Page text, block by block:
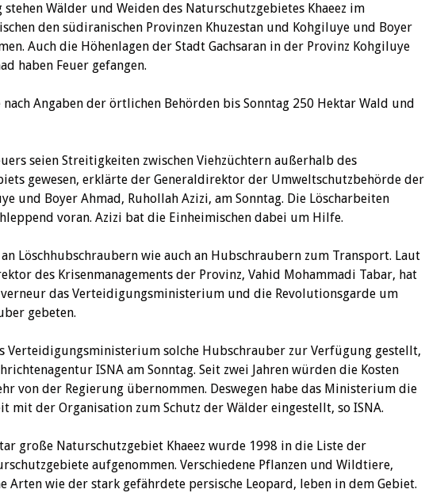
stehen Wälder und Weiden des Naturschutzgebietes Khaeez im
den südiranischen Provinzen Khuzestan und Kohgiluye und Boyer
Auch die Höhenlagen der Stadt Gachsaran in der Provinz Kohgiluye
haben Feuer gefangen.
nach Angaben der örtlichen Behörden bis Sonntag 250 Hektar Wald und
seien Streitigkeiten zwischen Viehzüchtern außerhalb des
gewesen, erklärte der Generaldirektor der Umweltschutzbehörde der
und Boyer Ahmad, Ruhollah Azizi, am Sonntag. Die Löscharbeiten
voran. Azizi bat die Einheimischen dabei um Hilfe.
Löschhubschraubern wie auch an Hubschraubern zum Transport. Laut
des Krisenmanagements der Provinz, Vahid Mohammadi Tabar, hat
das Verteidigungsministerium und die Revolutionsgarde um
gebeten.
Verteidigungsministerium solche Hubschrauber zur Verfügung gestellt,
ISNA am Sonntag. Seit zwei Jahren würden die Kosten
von der Regierung übernommen. Deswegen habe das Ministerium die
mit der Organisation zum Schutz der Wälder eingestellt, so ISNA.
große Naturschutzgebiet Khaeez wurde 1998 in die Liste der
aufgenommen. Verschiedene Pflanzen und Wildtiere,
Arten wie der stark gefährdete persische Leopard, leben in dem Gebiet.